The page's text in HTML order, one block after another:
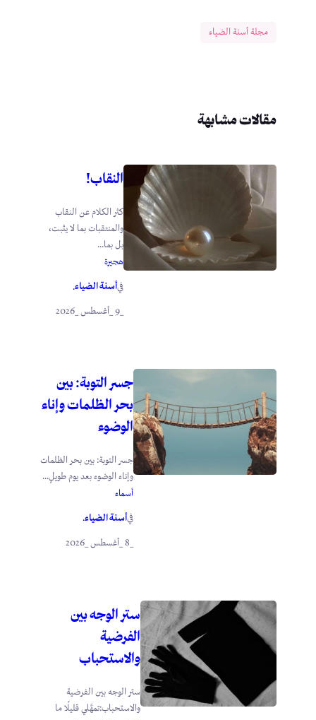
مجلة أسنة الضياء
مقالات مشابهة
النقاب!
كثر الكلام عن النقاب
والمنتقبات بما لا يثبت،
بل بما...
هجيرة
فيأسنة الضياء.
جسر التوبة: بين
بحر الظلمات وإناء
الوضوء
جسر التوبة: بين بحر الظلمات
وإناء الوضوء بعد يوم طويلٍ...
أسماء
فيأسنة الضياء.
ستر الوجه بين
الفرضية
والاستحباب
ستر الوجه بين الفرضية
والاستحباب:تمهَّلي قليلًا ما